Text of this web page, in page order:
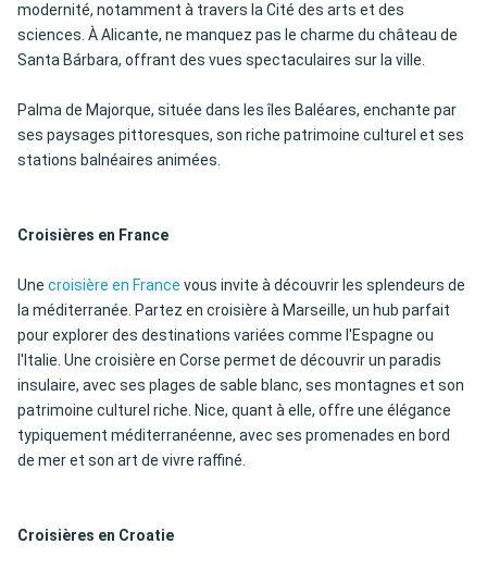
modernité, notamment à travers la Cité des arts et des
sciences. À Alicante, ne manquez pas le charme du château de
Santa Bárbara, offrant des vues spectaculaires sur la ville.
Palma de Majorque, située dans les îles Baléares, enchante par
ses paysages pittoresques, son riche patrimoine culturel et ses
stations balnéaires animées.
Croisières en France
Une croisière en France vous invite à découvrir les splendeurs de
la méditerranée. Partez en croisière à Marseille, un hub parfait
pour explorer des destinations variées comme l'Espagne ou
l'Italie. Une croisière en Corse permet de découvrir un paradis
insulaire, avec ses plages de sable blanc, ses montagnes et son
patrimoine culturel riche. Nice, quant à elle, offre une élégance
typiquement méditerranéenne, avec ses promenades en bord
de mer et son art de vivre raffiné.
Croisières en Croatie